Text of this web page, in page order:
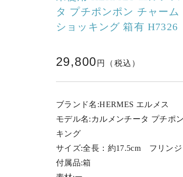
タ プチポンポン チャー
ショッキング 箱有 H7326
29,800
ブランド名:HERMES エルメス
モデル名:カルメンチータ プチポ
キング
サイズ:全長：約17.5cm フリンジ
付属品:箱